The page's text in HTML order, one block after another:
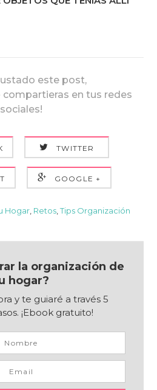
este post,
compartieras en tus redes
sociales!
TWITTER
GOOGLE +
Hogar, Retos,Tips Organización
la organización de
hogar?
y te guiaré a través 5
¡Ebook gratuito!